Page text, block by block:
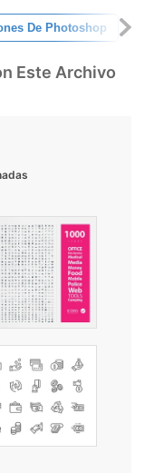
De Photoshop
Este Archivo